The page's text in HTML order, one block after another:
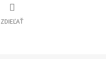
ZDIEĽAŤ